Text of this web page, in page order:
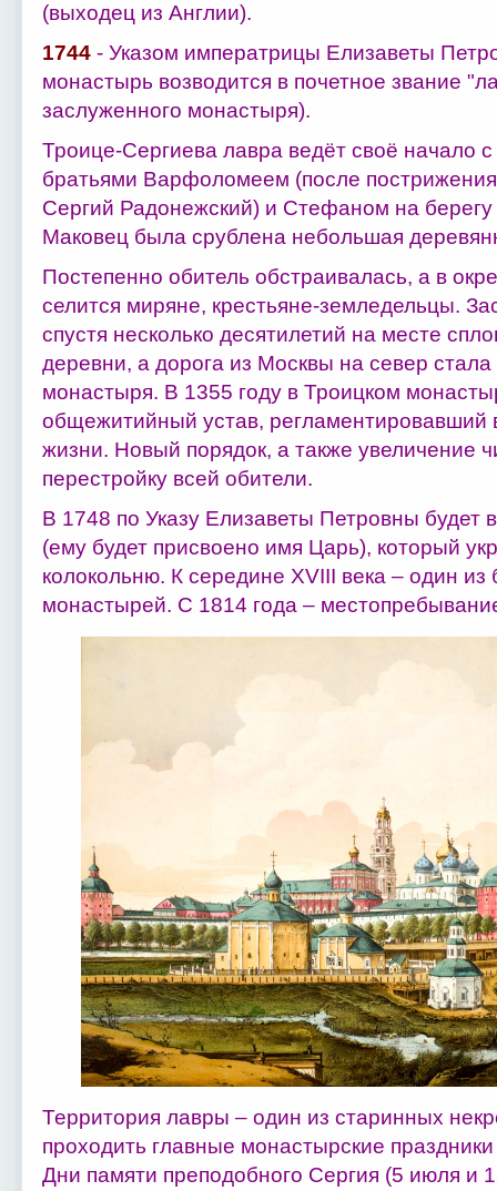
(выходец из Англии).
1744- Указом императрицы Елизаветы
монастырь возводится в почетное звание
заслуженного монастыря).
Троице-Сергиева лавра ведёт своё начало
братьями Варфоломеем (после
Сергий Радонежский) и Стефаном на
Маковец была срублена небольшая
Постепенно обитель обстраивалась, а в
селится миряне, крестьяне-земледельцы.
спустя несколько десятилетий на месте
деревни, а дорога из Москвы на север стала
монастыря. В 1355 году в Троицком
общежитийный устав, регламентировавший
жизни. Новый порядок, а также увеличение
перестройку всей обители.
В 1748 по Указу Елизаветы Петровны будет
(ему будет присвоено имя Царь), который
колокольню. К середине XVIII века – один из
монастырей. С 1814 года –
Территория лавры – один из старинных
проходить главные монастырские
Дни памяти преподобного Сергия (5 июля и